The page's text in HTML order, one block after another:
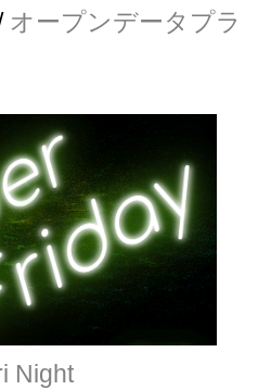
オープンデータプラ
Night